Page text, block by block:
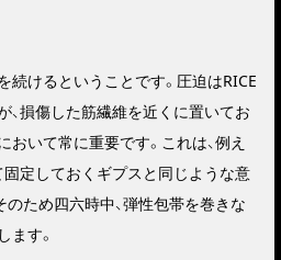
続けるということです。圧迫はRICE
、損傷した筋繊維を近くに置いてお
おいて常に重要です。これは、例え
固定しておくギプスと同じような意
のため四六時中、弾性包帯を巻きな
ます。